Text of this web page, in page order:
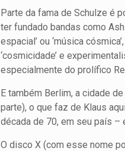
Parte da fama de Schulze é
ter fundado bandas como
espacial’ ou ‘música
‘cosmicidade’ e
especialmente do prolífico
E também Berlim, a cidade
parte), o que faz de Klaus
década de 70, em seu país –
O disco X (com esse nome